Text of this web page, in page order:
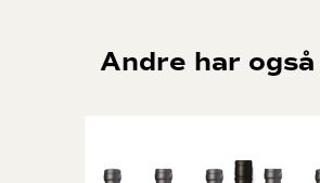
Andre har